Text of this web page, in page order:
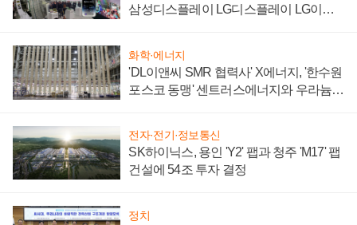
삼성디스플레이 LG디스플레이 LG이노
화학·에너지
'DL이앤씨 SMR 협력사' X에너지, '한수원
포스코 동맹' 센트러스에너지와 우라늄
전자·전기·정보통신
SK하이닉스, 용인 'Y2' 팹과 청주 'M17' 팹
건설에 54조 투자 결정
정치